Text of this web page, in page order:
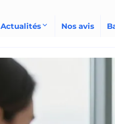
Actualités Nos avis